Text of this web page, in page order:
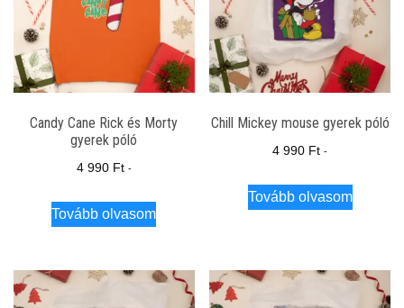
Candy Cane Rick és Morty
gyerek póló
4 990 Ft -
Tovább olvasom
Chill Mickey mouse gyerek póló
4 990 Ft -
Tovább olvasom